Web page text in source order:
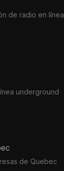
de radio en línea
underground
de Quebec